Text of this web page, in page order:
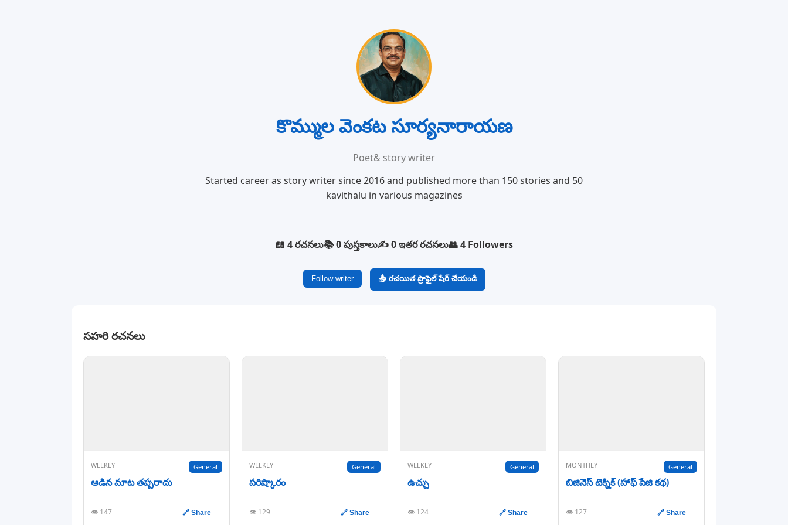
కొమ్ముల వెంకట సూర్యనారాయణ
Poet& story writer
Started career as story writer since 2016 and published more than 150 stories and 50
kavithalu in various magazines
📖 4 రచనలు📚 0 పుస్తకాలు✍️ 0 ఇతర రచనలు👥 4 Followers
Follow writer 📤 రచయిత ప్రొఫైల్ షేర్ చేయండి
సహరి రచనలు
WEEKLY General
ఆడిన మాట తప్పరాదు
👁️ 147 🔗 Share
WEEKLY General
పరిష్కారం
👁️ 129 🔗 Share
WEEKLY General
ఉచ్చు
👁️ 124 🔗 Share
MONTHLY General
బిజినెస్ టెక్నిక్ (హాఫ్ పేజి కథ)
👁️ 127 🔗 Share